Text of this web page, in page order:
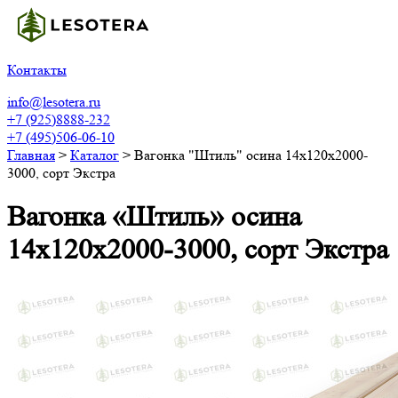
Контакты
info@lesotera.ru
+7 (925)8888-232
+7 (495)506-06-10
Главная > Каталог > Вагонка "Штиль" осина 14х120х2000-
3000, сорт Экстра
Вагонка «Штиль» осина
14х120х2000-3000, сорт Экстра